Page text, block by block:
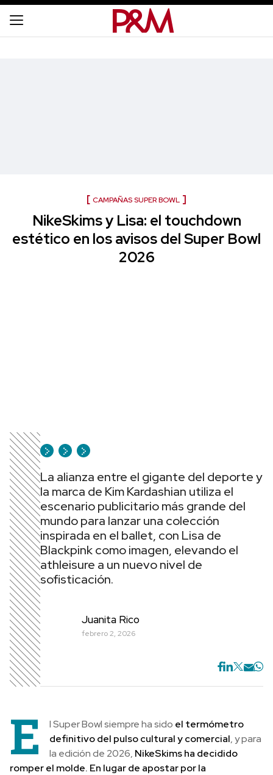
CAMPAÑAS SUPER BOWL
NikeSkims y Lisa: el touchdown
estético en los avisos del Super Bowl
2026
La alianza entre el gigante del deporte y
la marca de Kim Kardashian utiliza el
escenario publicitario más grande del
mundo para lanzar una colección
inspirada en el ballet, con Lisa de
Blackpink como imagen, elevando el
athleisure a un nuevo nivel de
sofisticación.
Juanita Rico
febrero 2, 2026
E l Super Bowl siempre ha sido el termómetro
definitivo del pulso cultural y comercial, y para
la edición de 2026, NikeSkims ha decidido
romper el molde. En lugar de apostar por la